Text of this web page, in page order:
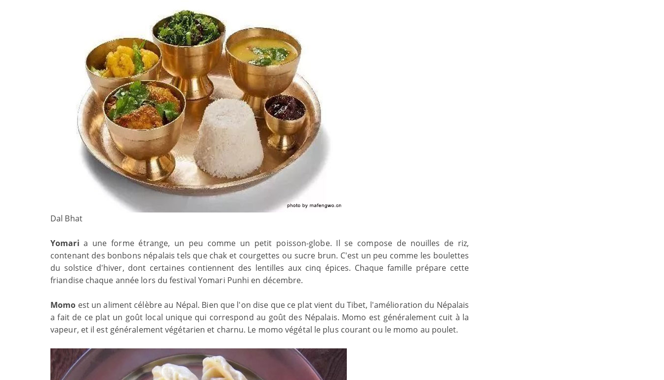
Dal Bhat
Yomaria une forme étrange, un peu comme un petit poisson-globe. Il se compose de nouilles de riz,
contenant des bonbons népalais tels que chak et courgettes ou sucre brun. C'est un peu comme les boulettes
du solstice d'hiver, dont certaines contiennent des lentilles aux cinq épices. Chaque famille prépare cette
friandise chaque année lors du festival Yomari Punhi en décembre.
Momo est un aliment célèbre au Népal. Bien que l'on dise que ce plat vient du Tibet, l'amélioration du Népalais
a fait de ce plat un goût local unique qui correspond au goût des Népalais. Momo est généralement cuit à la
vapeur, et il est généralement végétarien et charnu. Le momo végétal le plus courant ou le momo au poulet.